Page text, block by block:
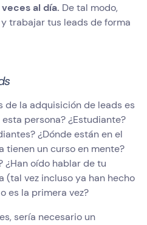
al día. De tal modo,
trabajar tus leads de forma
de la adquisición de leads es
persona? ¿Estudiante?
¿Dónde están en el
tienen un curso en mente?
¿Han oído hablar de tu
vez incluso ya han hecho
es la primera vez?
sería necesario un